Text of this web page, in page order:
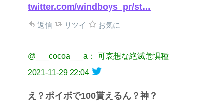
twitter.com/windboys_pr/st…
返信 リツイ お気に
@___cocoa___a： 可哀想な絶滅危惧種
2021-11-29 22:04
え？ポイボで100貰えるん？神？